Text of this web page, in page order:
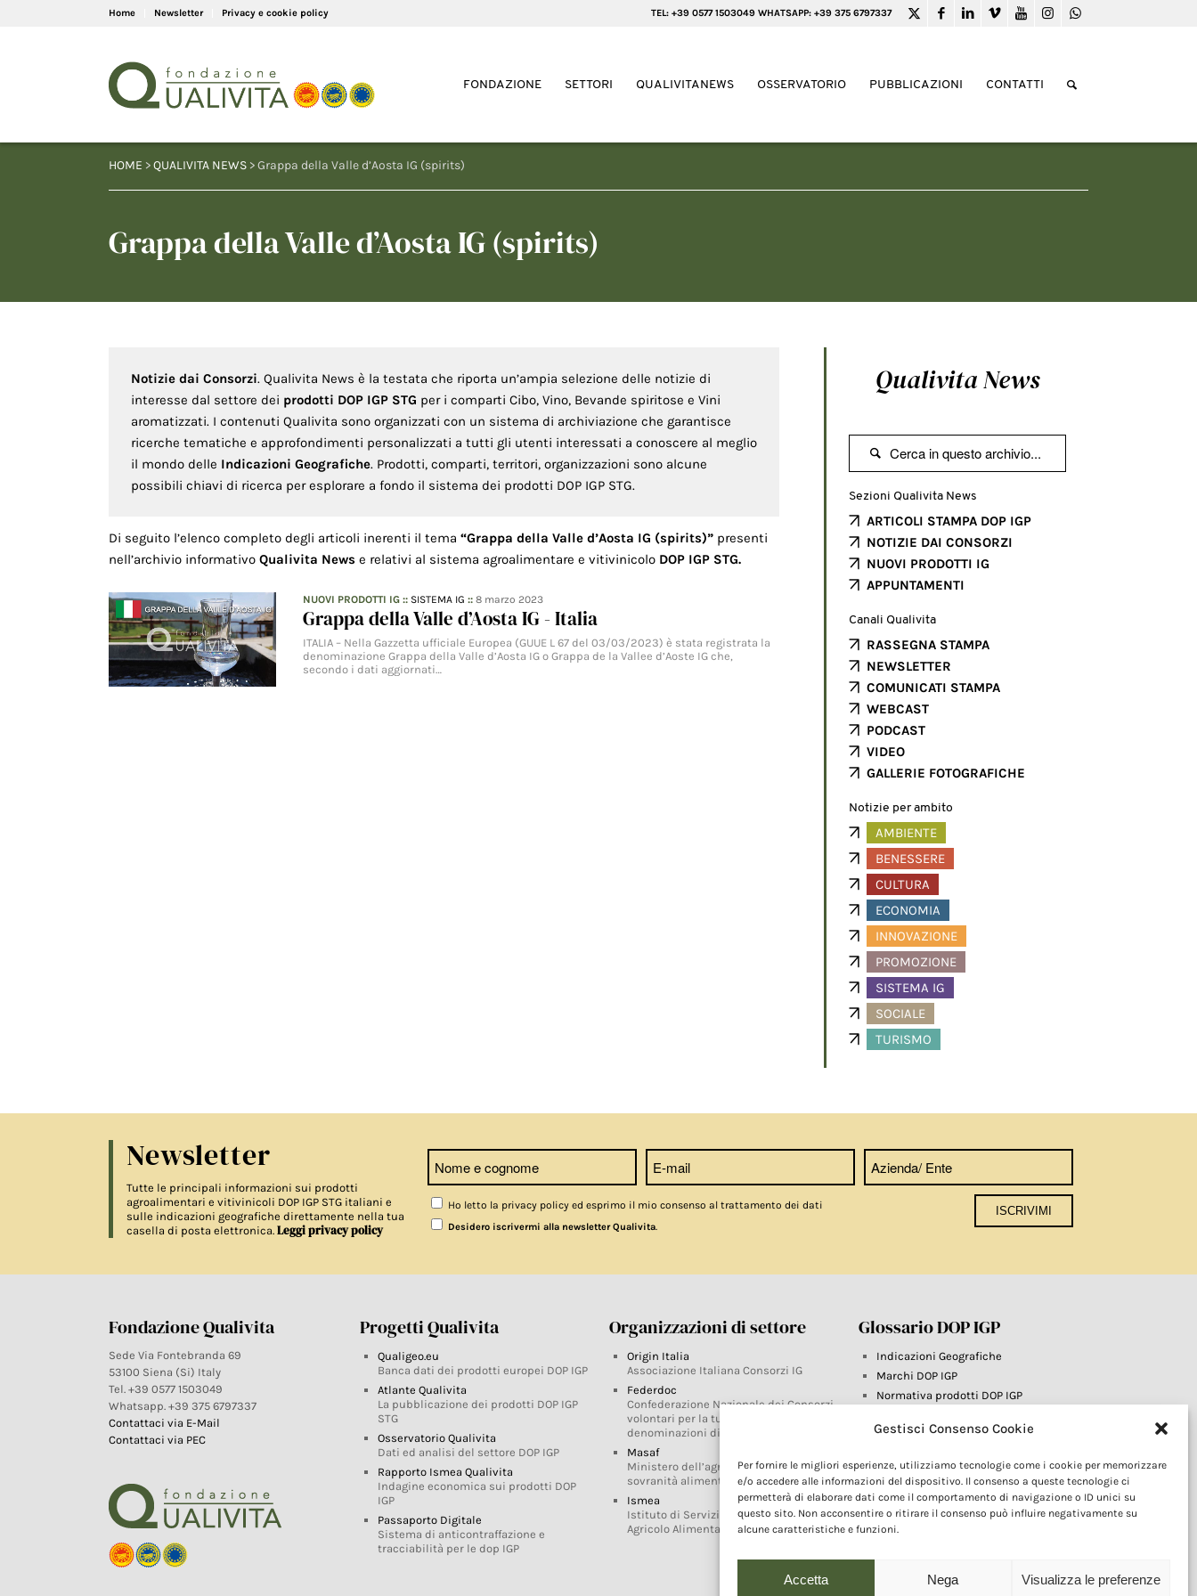
Gestisci Consenso Cookie
Per fornire le migliori esperienze, utilizziamo tecnologie come i cookie per memorizzare
e/o accedere alle informazioni del dispositivo. Il consenso a queste tecnologie ci
permetterà di elaborare dati come il comportamento di navigazione o ID unici su
questo sito. Non acconsentire o ritirare il consenso può influire negativamente su
alcune caratteristiche e funzioni.
Accetta Nega Visualizza le preferenze
Home Newsletter Privacy e cookie policy TEL: +39 0577 1503049 WHATSAPP: +39 375 6797337
FONDAZIONE SETTORI QUALIVITANEWS OSSERVATORIO PUBBLICAZIONI CONTATTI
HOME >QUALIVITA NEWS > Grappa della Valle d’Aosta IG (spirits)
Grappa della Valle d’Aosta IG (spirits)
Notizie dai Consorzi. Qualivita News è la testata che riporta un’ampia selezione delle notizie di
interesse dal settore dei prodotti DOP IGP STG per i comparti Cibo, Vino, Bevande spiritose e Vini
aromatizzati. I contenuti Qualivita sono organizzati con un sistema di archiviazione che garantisce
ricerche tematiche e approfondimenti personalizzati a tutti gli utenti interessati a conoscere al meglio
il mondo delle Indicazioni Geografiche. Prodotti, comparti, territori, organizzazioni sono alcune
possibili chiavi di ricerca per esplorare a fondo il sistema dei prodotti DOP IGP STG.
Di seguito l’elenco completo degli articoli inerenti il tema “Grappa della Valle d’Aosta IG (spirits)” presenti
nell’archivio informativo Qualivita News e relativi al sistema agroalimentare e vitivinicolo DOP IGP STG.
NUOVI PRODOTTI IG :: SISTEMA IG ::8 marzo 2023
Grappa della Valle d’Aosta IG - Italia
ITALIA – Nella Gazzetta ufficiale Europea (GUUE L 67 del 03/03/2023) è stata registrata la
denominazione Grappa della Valle d’Aosta IG o Grappa de la Vallee d’Aoste IG che,
secondo i dati aggiornati…
Qualivita News

Sezioni Qualivita News
ARTICOLI STAMPA DOP IGP
NOTIZIE DAI CONSORZI
NUOVI PRODOTTI IG
APPUNTAMENTI
Canali Qualivita
RASSEGNA STAMPA
NEWSLETTER
COMUNICATI STAMPA
WEBCAST
PODCAST
VIDEO
GALLERIE FOTOGRAFICHE
Notizie per ambito
AMBIENTE
BENESSERE
CULTURA
ECONOMIA
INNOVAZIONE
PROMOZIONE
SISTEMA IG
SOCIALE
TURISMO
Newsletter
Tutte le principali informazioni sui prodotti
agroalimentari e vitivinicoli DOP IGP STG italiani e
sulle indicazioni geografiche direttamente nella tua
casella di posta elettronica. Leggi privacy policy
Ho letto la privacy policy ed esprimo il mio consenso al trattamento dei dati
Desidero iscrivermi alla newsletter Qualivita
Fondazione Qualivita
Sede Via Fontebranda 69
53100 Siena (Si) Italy
Tel. +39 0577 1503049
Whatsapp. +39 375 6797337
Contattaci via E-Mail
Contattaci via PEC
Progetti Qualivita
Qualigeo.eu
Banca dati dei prodotti europei DOP IGP
Atlante Qualivita
La pubblicazione dei prodotti DOP IGP
STG
Osservatorio Qualivita
Dati ed analisi del settore DOP IGP
Rapporto Ismea Qualivita
Indagine economica sui prodotti DOP
IGP
Passaporto Digitale
Sistema di anticontraffazione e
tracciabilità per le dop IGP
Organizzazioni di settore
Origin Italia
Associazione Italiana Consorzi IG
Federdoc
Confederazione Nazionale dei Consorzi
volontari per la tutela delle
denominazioni di origine
Masaf
Ministero dell’agricoltura, della
sovranità alimentare e delle foreste
Ismea
Istituto di Servizi per il Mercato
Agricolo Alimentare
Glossario DOP IGP
Indicazioni Geografiche
Marchi DOP IGP
Normativa prodotti DOP IGP
Farm To Fork e prodotti DOP IGP
Riforma Sistema IG
Turismo DOP